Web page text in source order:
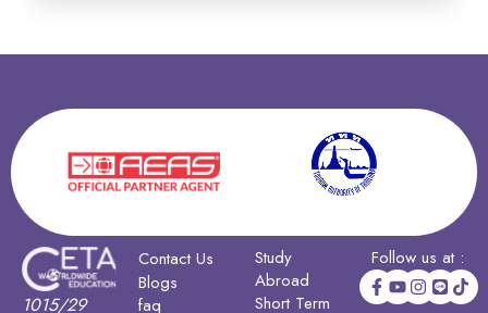
1015/29
Contact Us
Blogs
faq
Study
Abroad
Short Term
Follow us at :